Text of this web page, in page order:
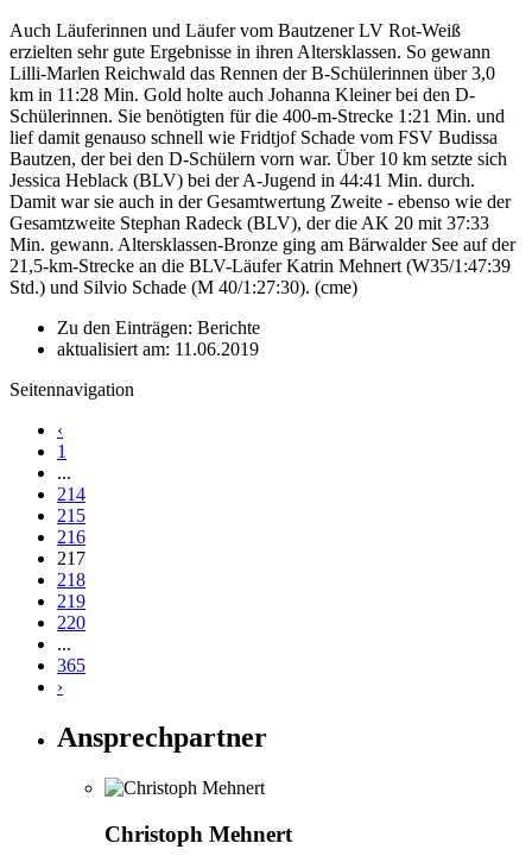
Auch Läuferinnen und Läufer vom Bautzener LV Rot-Weiß
erzielten sehr gute Ergebnisse in ihren Altersklassen. So gewann
Lilli-Marlen Reichwald das Rennen der B-Schülerinnen über 3,0
km in 11:28 Min. Gold holte auch Johanna Kleiner bei den D-
Schülerinnen. Sie benötigten für die 400-m-Strecke 1:21 Min. und
lief damit genauso schnell wie Fridtjof Schade vom FSV Budissa
Bautzen, der bei den D-Schülern vorn war. Über 10 km setzte sich
Jessica Heblack (BLV) bei der A-Jugend in 44:41 Min. durch.
Damit war sie auch in der Gesamtwertung Zweite - ebenso wie der
Gesamtzweite Stephan Radeck (BLV), der die AK 20 mit 37:33
Min. gewann. Altersklassen-Bronze ging am Bärwalder See auf der
21,5-km-Strecke an die BLV-Läufer Katrin Mehnert (W35/1:47:39
Std.) und Silvio Schade (M 40/1:27:30). (cme)
Zu den Einträgen: Berichte
aktualisiert am: 11.06.2019
Seitennavigation
‹
1
...
214
215
216
217
218
219
220
...
365
›
Ansprechpartner
Christoph Mehnert